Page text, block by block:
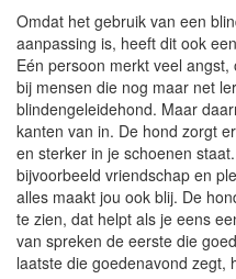
Omdat het gebruik van een
aanpassing is, heeft dit ook
Eén persoon merkt veel angst,
bij mensen die nog maar net
blindengeleidehond. Maar
kanten van in. De hond zorgt
en sterker in je schoenen
bijvoorbeeld vriendschap en
alles maakt jou ook blij. De
te zien, dat helpt als je eens
van spreken de eerste die
laatste die goedenavond zegt,